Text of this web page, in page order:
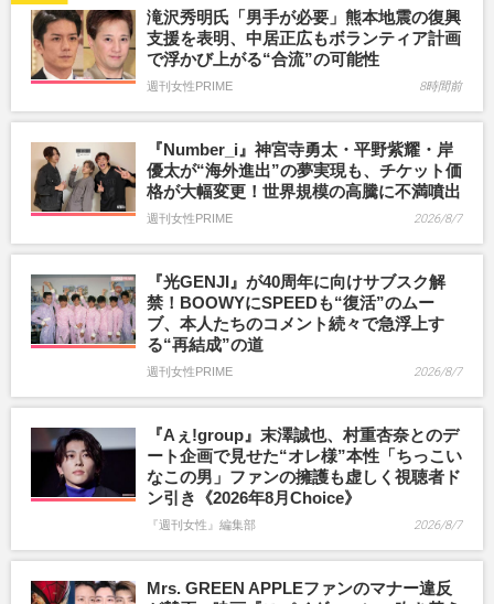
滝沢秀明氏「男手が必要」熊本地震の復興
支援を表明、中居正広もボランティア計画
で浮かび上がる“合流”の可能性
週刊女性PRIME 8時間前
『Number_i』神宮寺勇太・平野紫耀・岸
優太が“海外進出”の夢実現も、チケット価
格が大幅変更！世界規模の高騰に不満噴出
週刊女性PRIME 2026/8/7
『光GENJI』が40周年に向けサブスク解
禁！BOOWYにSPEEDも“復活”のムー
ブ、本人たちのコメント続々で急浮上す
る“再結成”の道
週刊女性PRIME 2026/8/7
『Aぇ!group』末澤誠也、村重杏奈とのデ
ート企画で見せた“オレ様”本性「ちっこい
なこの男」ファンの擁護も虚しく視聴者ド
ン引き《2026年8月Choice》
『週刊女性』編集部 2026/8/7
Mrs. GREEN APPLEファンのマナー違反